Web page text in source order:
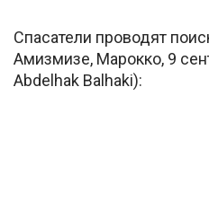
Спасатели проводят
Амизмизе, Марокко, 9
Abdelhak Balhaki):